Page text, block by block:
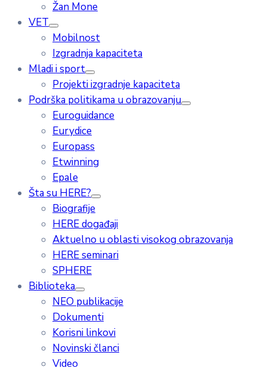
Žan Mone
VET
Mobilnost
Izgradnja kapaciteta
Mladi i sport
Projekti izgradnje kapaciteta
Podrška politikama u obrazovanju
Euroguidance
Eurydice
Europass
Etwinning
Epale
Šta su HERE?
Biografije
HERE događaji
Aktuelno u oblasti visokog obrazovanja
HERE seminari
SPHERE
Biblioteka
NEO publikacije
Dokumenti
Korisni linkovi
Novinski članci
Video